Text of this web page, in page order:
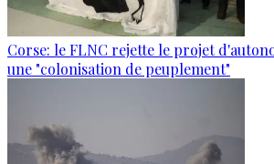
Corse: le FLNC rejette le projet
une "colonisation de peuplement"